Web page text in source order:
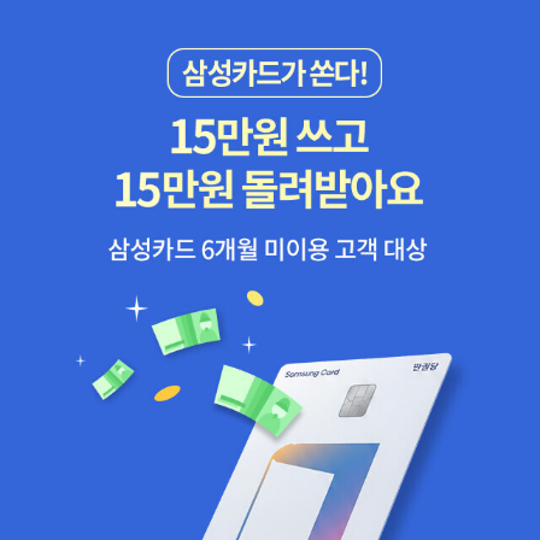
무엇보다도 전문 시험을 통해 획득한 교육 증서가 지닌 사회적 위세
로 인해 강력하게 촉진된다. 그리고 이 사회적 위세 자체가 다시 경제
적인 이익으로 전환될수록 그 발전은 한층 더 족친된다... 종합 대학,
공과 대학, 상과 대학의 졸업장 발부, 일반적으로 모든 분야에서의 교
육 증서 발급 요구는 관청이나 사무실에서의 특권층 형성을 조장한
다.(p83)... 교육 제도의 기초에 관한 현대의 모든 논의의 배후에는
옛 '교양인' 형 型 대 '전문인' 형의 투쟁이 어떤 결정적인 장소에 숨어
서 서류에 의한 관료제적 - 단일 지도 행정은 모든 경험에 따르면 순
전히 기술적으로 최고도의 성과를 달성할 수 있는 형태의 지배 행사
이다.- P100
프의 기울기를 확인할 수 있다. 전반적으로 관계가 양의 관계 있음을
확인 후 상관분석(相關 分析, Correlation analysis)을 통해 이들간
의 관계를 보다 상세히 살펴보자. 상관분석은 EXCEL로도 수행할 수
있으나, 이번 분석에서는 통계 프로그램인 SPSS를 활용하여 실행하
였다.[표1] 경상수지, 부동산지수, M2평잔, 가계대출 증가율간의 상
간에는 양의 상관관계가 있으며, 특히 수도권과 전국의 부동산 지수
와 통화량 지표인 M2 평잔증가율 간에는 매우 강한 양의 상관관계가
있음을 확인하게 된다. 이와 함께 가계대출증가율과 부동산 지수, 통
화량 간에는 뚜렷한 양의 상관관계가 있는 것으로 보여지나, 당초 가
설과는 달리 경상수지 증가율이 부동산 가격에 미치는 영향은 생각보
다 크지 않은 것으로 분석된다. 상관분석만으로 이들간 인과관계를
설명하기에는 한계가 있지만, 큰 틀에서 방향성만 확인하는 것으로
하자.[그림2] 가계신용동향(e-나라지표) 이상의 분석자료와 함께 최
근 꾸준히 증가한 가계신용동향의 자료를 함께 참조한다면, 정부는
단할 수 있을까? 이전에는 자율적이었던 과학적, 군사적, 산업적, 학
술적 제도들은 그 자체가 국가 기술관료제로 점차 빠져들었다 - 아이
크도 인정했듯, 기술관료제는 '절박한 필요'였다. _ 월터 맥두걸, <하
늘과 땅 1>, p443 1960년대 이후 미-소 양국의 우주시대는 이념의
대결장으로 전개된다. 1호 인공위성과 최초의 우주비행사의 타이틀
해 유인달탐험에 성공하면서 미국의 승리로 끝나는 듯 했지만, 보다
시급한 현안에 들어갈 비용이 다수의 삶과 관련없는 사업에 투입되며
냉전(冷戰) 이후 우주전쟁 또한 막을 내리게 되었다. 결국, 우주전쟁
의 결말은 흐지부지되고 마는데, 월터 맥두걸은 <하늘과 땅>에서 '인
류의 꿈'이 점차 기술관료라는 특정집단의 밥그릇으로 몰락하는 과정
을 잘 보여준다. 아폴로의 첫 번째 아이러니는 시간이 흐르면서 수단
이 목적보다 더 중요해졌다는 것이다. 수단 - 기술관료제 - 은 새로운
국가 의제 대부분의 항목에 적용될 수 없다는 사실이 밝혀졌지만 말
이다. 달에 가는 것은 기술적 문제였다. 그러나 차별이나 빈곤, 심지어